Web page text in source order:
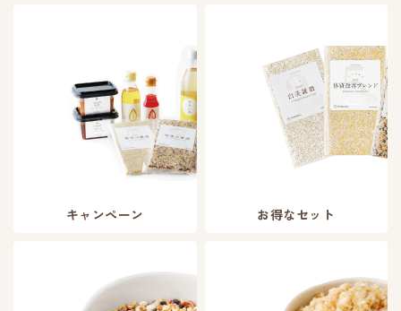
キャンペーン お得なセット